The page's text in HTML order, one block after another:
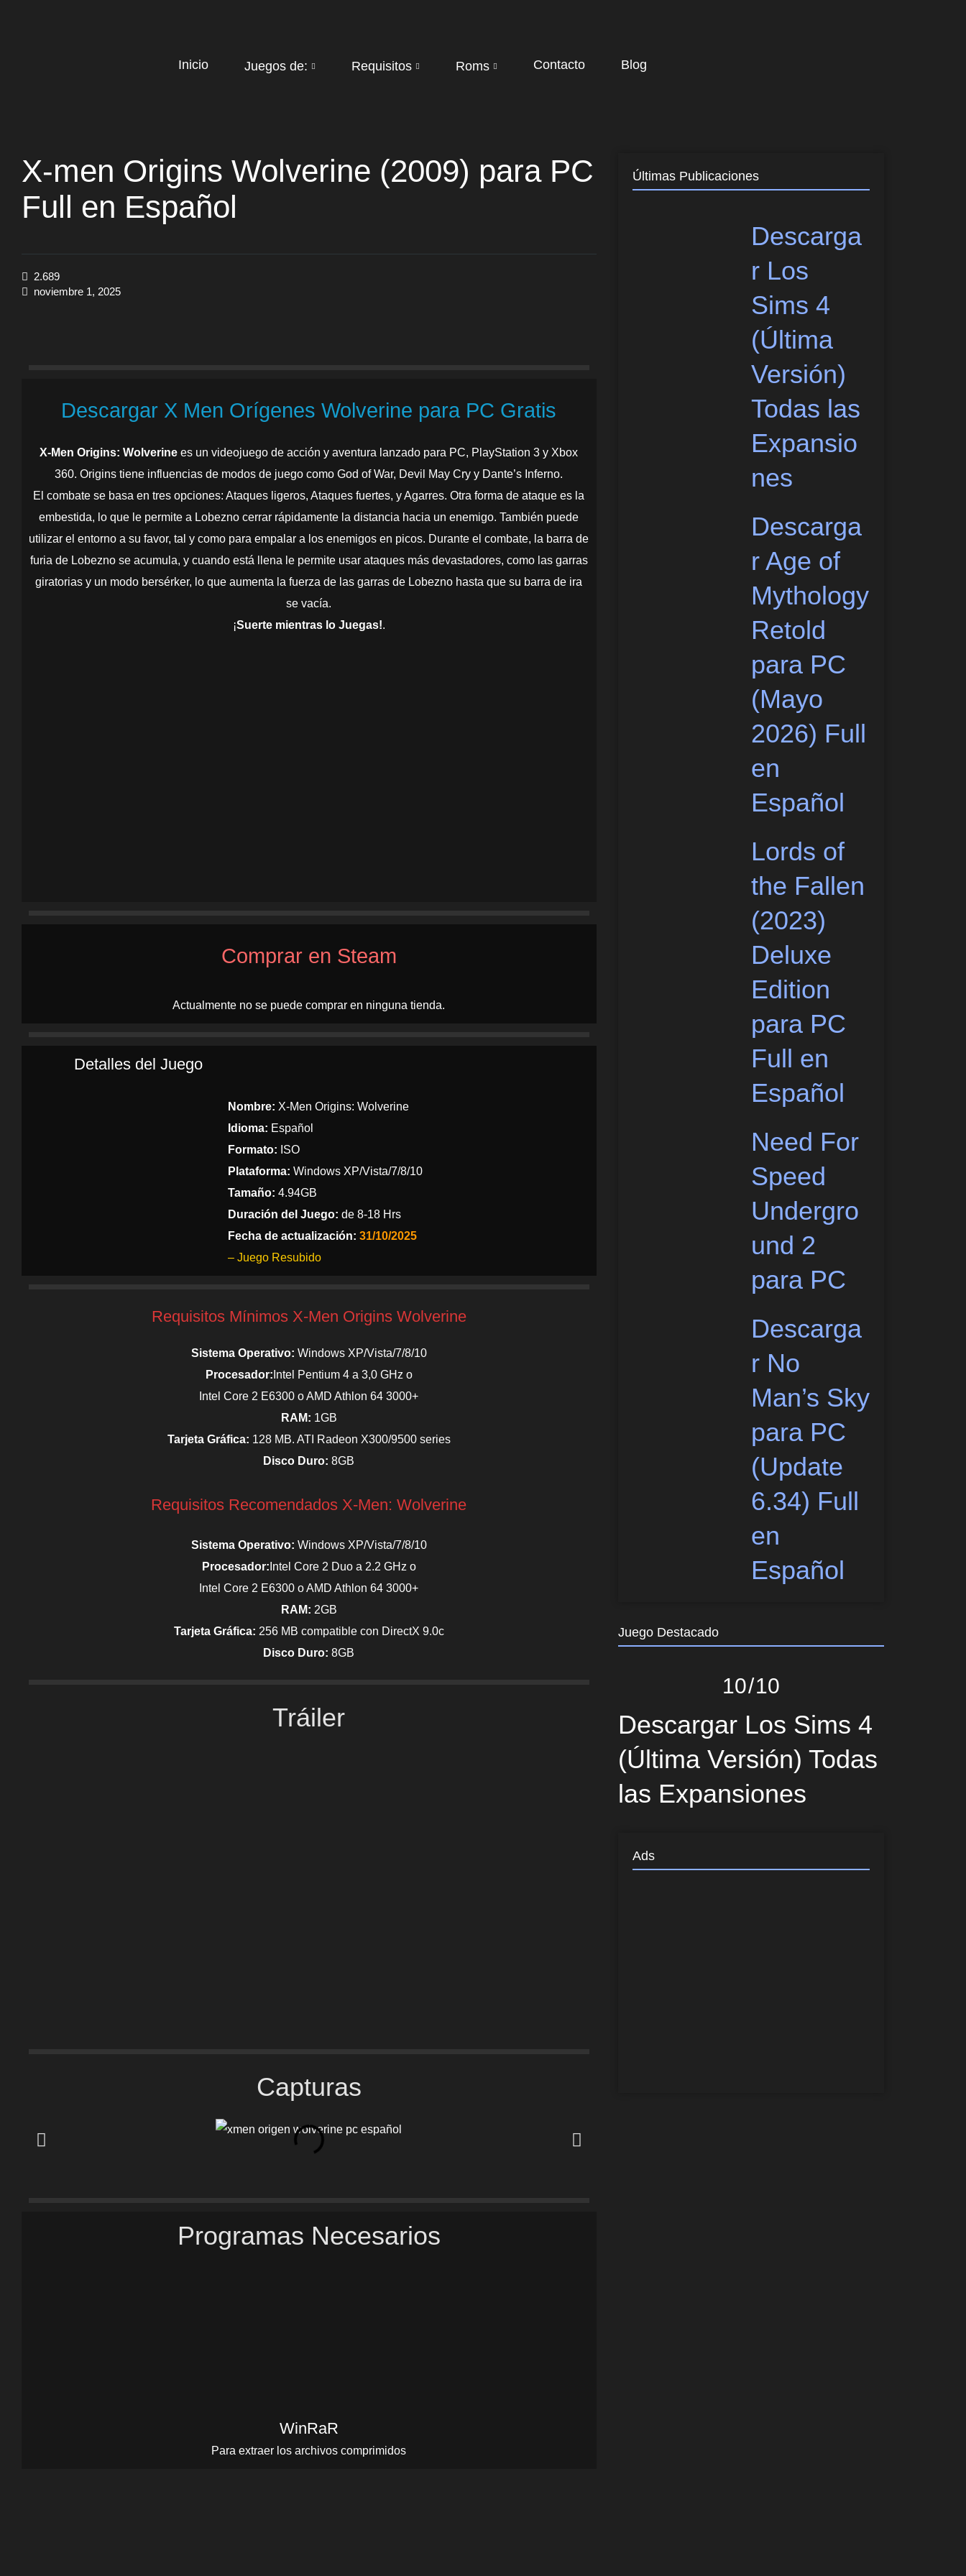
Inicio Juegos de: Requisitos Roms Contacto Blog
X-men Origins Wolverine (2009) para PC
Full en Español
2.689
noviembre 1, 2025
Descargar X Men Orígenes Wolverine para PC Gratis
X-Men Origins: Wolverine es un videojuego de acción y aventura lanzado para PC, PlayStation 3 y Xbox
360. Origins tiene influencias de modos de juego como God of War, Devil May Cry y Dante’s Inferno.
El combate se basa en tres opciones: Ataques ligeros, Ataques fuertes, y Agarres. Otra forma de ataque es la
embestida, lo que le permite a Lobezno cerrar rápidamente la distancia hacia un enemigo. También puede
utilizar el entorno a su favor, tal y como para empalar a los enemigos en picos. Durante el combate, la barra de
furia de Lobezno se acumula, y cuando está llena le permite usar ataques más devastadores, como las garras
giratorias y un modo bersérker, lo que aumenta la fuerza de las garras de Lobezno hasta que su barra de ira
se vacía.
¡Suerte mientras lo Juegas!.
Comprar en Steam
Actualmente no se puede comprar en ninguna tienda.
Detalles del Juego
Nombre: X-Men Origins: Wolverine
Idioma: Español
Formato: ISO
Plataforma: Windows XP/Vista/7/8/10
Tamaño: 4.94GB
Duración del Juego: de 8-18 Hrs
Fecha de actualización:31/10/2025
– Juego Resubido
Requisitos Mínimos X-Men Origins Wolverine
Sistema Operativo: Windows XP/Vista/7/8/10
Procesador: Intel Pentium 4 a 3,0 GHz o
Intel Core 2 E6300 o AMD Athlon 64 3000+
RAM: 1GB
Tarjeta Gráfica: 128 MB. ATI Radeon X300/9500 series
Disco Duro:8GB
Requisitos Recomendados X-Men: Wolverine
Sistema Operativo: Windows XP/Vista/7/8/10
Procesador: Intel Core 2 Duo a 2.2 GHz o
Intel Core 2 E6300 o AMD Athlon 64 3000+
RAM: 2GB
Tarjeta Gráfica: 256 MB compatible con DirectX 9.0c
Disco Duro:8GB
Tráiler
Capturas
Programas Necesarios
WinRaR
Para extraer los archivos comprimidos
Últimas Publicaciones
Descarga
r Los
Sims 4
(Última
Versión)
Todas las
Expansio
nes
Descarga
r Age of
Mythology
Retold
para PC
(Mayo
2026) Full
en
Español
Lords of
the Fallen
(2023)
Deluxe
Edition
para PC
Full en
Español
Need For
Speed
Undergro
und 2
para PC
Descarga
r No
Man’s Sky
para PC
(Update
6.34) Full
en
Español
Juego Destacado
10 10
Descargar Los Sims 4
(Última Versión) Todas
las Expansiones
Ads